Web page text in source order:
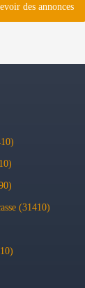
des annonces
(31410)